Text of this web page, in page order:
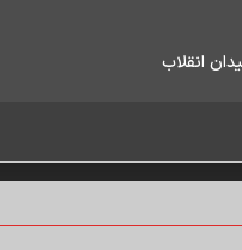
انقلاب